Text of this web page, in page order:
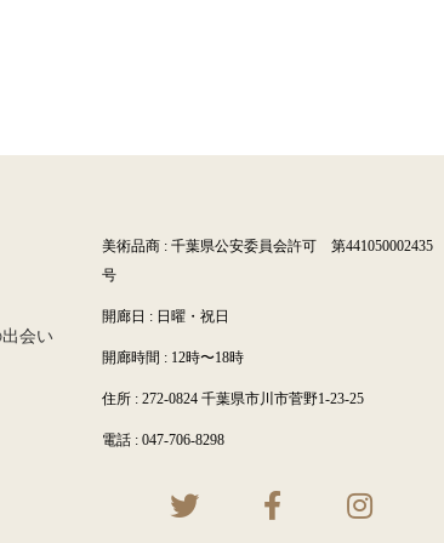
会い
美術品商 : 千葉県公安委員会許可 第441050002435
号
開廊日 : 日曜・祝日
開廊時間 : 12時〜18時
住所 : 272-0824 千葉県市川市菅野1-23-25
電話 : 047-706-8298